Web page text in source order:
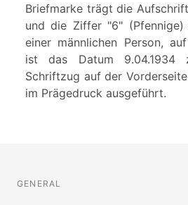
Briefmarke trägt die
und die Ziffer "6"
einer männlichen Person,
ist das Datum 9.04.1934
Schriftzug auf der
im Prägedruck ausgeführt.
GENERAL